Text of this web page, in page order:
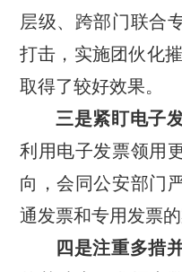
层级、跨部门联合
打击，实施团伙化
取得了较好效果。
三是紧盯电子
利用电子发票领用
向，会同公安部门
通发票和专用发票
四是注重多措